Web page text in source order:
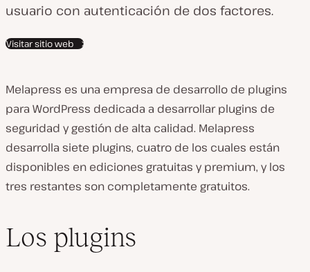
usuario con autenticación de dos factores.
Visitar sitio web
Melapress es una empresa de desarrollo de plugins
para WordPress dedicada a desarrollar plugins de
seguridad y gestión de alta calidad. Melapress
desarrolla siete plugins, cuatro de los cuales están
disponibles en ediciones gratuitas y premium, y los
tres restantes son completamente gratuitos.
Los plugins